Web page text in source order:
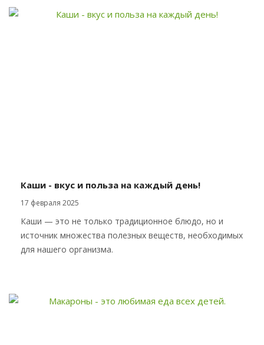
Каши - вкус и польза на каждый день!
17 февраля 2025
Каши — это не только традиционное блюдо, но и
источник множества полезных веществ, необходимых
для нашего организма.